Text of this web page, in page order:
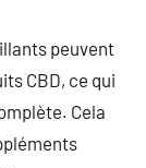
peuvent
CBD, ce qui
Cela